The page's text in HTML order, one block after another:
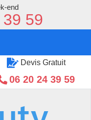
Devis Gratuit
06 20 24 39 59
end
59